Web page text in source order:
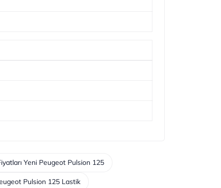
Yeni Peugeot Pulsion 125
Pulsion 125 Lastik